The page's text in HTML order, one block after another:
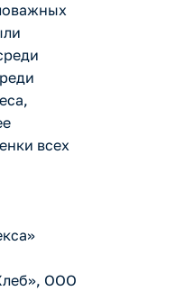
всех
ООО